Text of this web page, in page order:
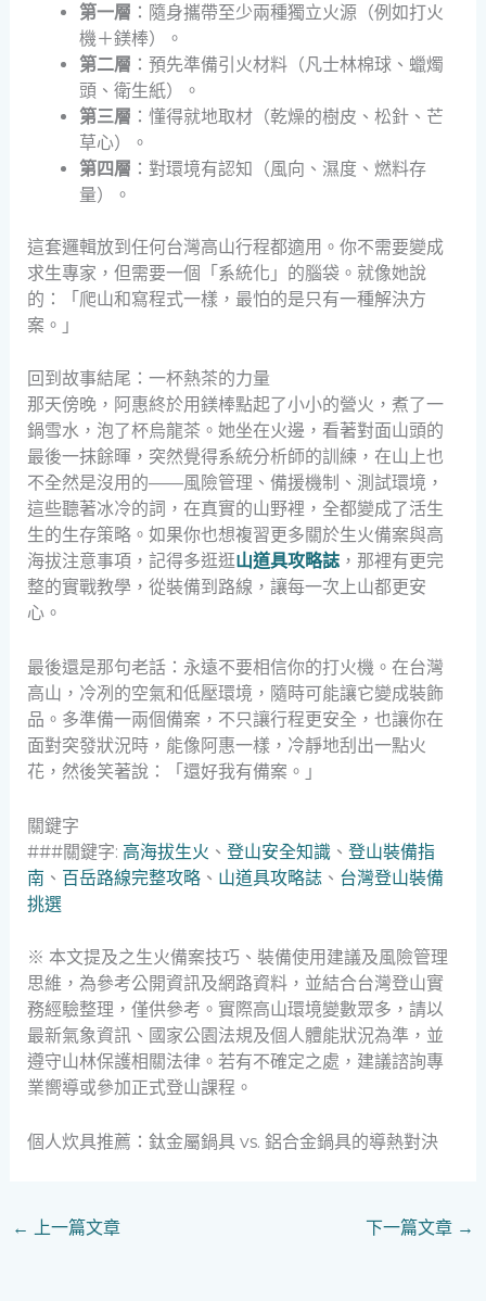
第一層 ：隨身攜帶至少兩種獨立火源（例如打火
機＋鎂棒）。
第二層 ：預先準備引火材料（凡士林棉球、蠟燭
頭、衛生紙）。
第三層 ：懂得就地取材（乾燥的樹皮、松針、芒
草心）。
第四層 ：對環境有認知（風向、濕度、燃料存
量）。
這套邏輯放到任何台灣高山行程都適用。你不需要變成
求生專家，但需要一個「系統化」的腦袋。就像她說
的：「爬山和寫程式一樣，最怕的是只有一種解決方
案。」
回到故事結尾：一杯熱茶的力量
那天傍晚，阿惠終於用鎂棒點起了小小的營火，煮了一
鍋雪水，泡了杯烏龍茶。她坐在火邊，看著對面山頭的
最後一抹餘暉，突然覺得系統分析師的訓練，在山上也
不全然是沒用的——風險管理、備援機制、測試環境，
這些聽著冰冷的詞，在真實的山野裡，全都變成了活生
生的生存策略。如果你也想複習更多關於生火備案與高
海拔注意事項，記得多逛逛山道具攻略誌，那裡有更完
整的實戰教學，從裝備到路線，讓每一次上山都更安
心。
最後還是那句老話：永遠不要相信你的打火機。在台灣
高山，冷冽的空氣和低壓環境，隨時可能讓它變成裝飾
品。多準備一兩個備案，不只讓行程更安全，也讓你在
面對突發狀況時，能像阿惠一樣，冷靜地刮出一點火
花，然後笑著說：「還好我有備案。」
關鍵字
###關鍵字: 高海拔生火 、 登山安全知識、 登山裝備指
南 、 百岳路線完整攻略、 山道具攻略誌、 台灣登山裝備
挑選
※ 本文提及之生火備案技巧、裝備使用建議及風險管理
思維，為參考公開資訊及網路資料，並結合台灣登山實
務經驗整理，僅供參考。實際高山環境變數眾多，請以
最新氣象資訊、國家公園法規及個人體能狀況為準，並
遵守山林保護相關法律。若有不確定之處，建議諮詢專
業嚮導或參加正式登山課程。
個人炊具推薦：鈦金屬鍋具 vs. 鋁合金鍋具的導熱對決
← 上一篇文章 下一篇文章 →